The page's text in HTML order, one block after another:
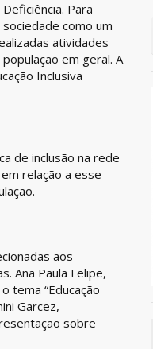
Para
como um
atividades
em geral. A
Inclusiva
de inclusão na rede
relação a esse
aos
Ana Paula Felipe,
tema “Educação
Garcez,
sobre